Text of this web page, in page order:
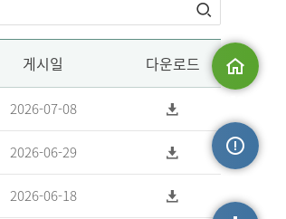
맵
게시일 다운로드
2026-07-08
2026-06-29
2026-06-18